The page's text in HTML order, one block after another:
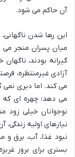
آن حاکم می شود.
این رها شدن
میان پسران منجر می
گیرانه بودند،
آزادی غیرمنتظره،
می کند. اما دیری نمی
می دهد؛ چهره ای
نوجوانان خیلی زود
نیازهای اولیه
نبود غذا، آب، برق و
بستری برای بروز